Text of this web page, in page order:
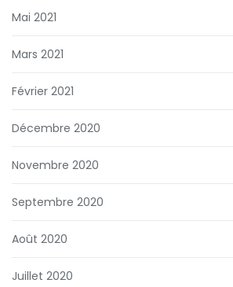
Mai 2021
Mars 2021
Février 2021
Décembre 2020
Novembre 2020
Septembre 2020
Août 2020
Juillet 2020